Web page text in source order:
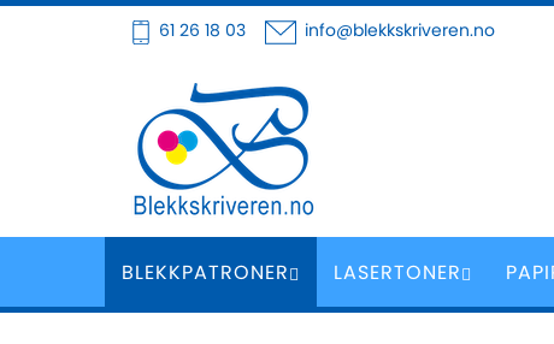
Hoppe
innhold
61 26 18 03 info@blekkskriveren.no
BLEKKPATRONER LASERTONER